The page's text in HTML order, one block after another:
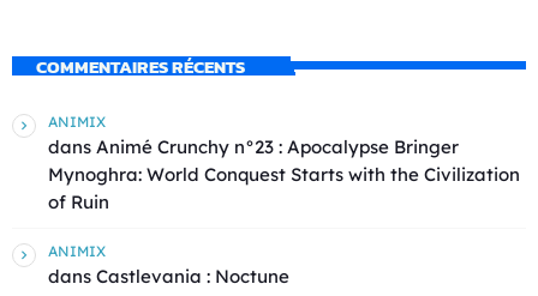
COMMENTAIRES RÉCENTS
ANIMIX
dans Animé Crunchy n°23 : Apocalypse Bringer
Mynoghra: World Conquest Starts with the Civilization
of Ruin
ANIMIX
dans Castlevania : Noctune